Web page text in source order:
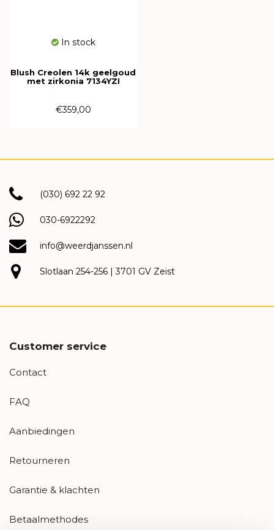
In stock
Blush Creolen 14k geelgoud
met zirkonia 7134YZI
€359,00
(030) 692 22 92
030-6922292
info@weerdjanssen.nl
Slotlaan 254-256 | 3701 GV Zeist
Customer service
Contact
FAQ
Aanbiedingen
Retourneren
Garantie & klachten
Betaalmethodes